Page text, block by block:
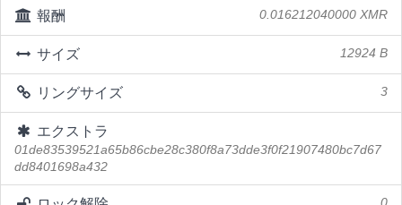
報酬 0.016212040000 XMR
サイズ 12924 B
リングサイズ 3
エクストラ
01de83539521a65b86cbe28c380f8a73dde3f0f21907480bc7d67
dd8401698a432